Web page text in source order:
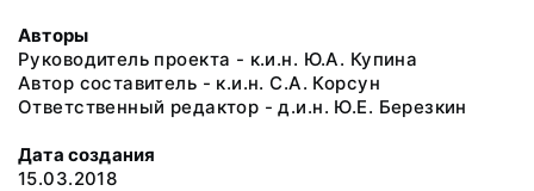
Авторы
Руководитель проекта - к.и.н. Ю.А. Купина
Автор составитель - к.и.н. С.А. Корсун
Ответственный редактор - д.и.н. Ю.Е. Березкин
Дата создания
15.03.2018